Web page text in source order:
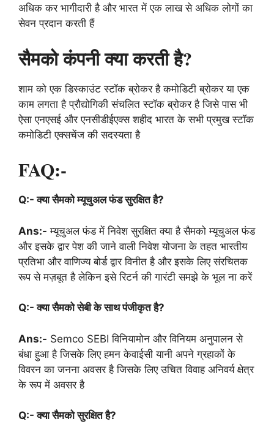
अधिक कर भागीदारी है और भारत में एक लाख से अधिक लोगों का
सेवन प्रदान करती हैं
सैमको कंपनी क्या करती है?
शाम को एक डिस्काउंट स्टॉक ब्रोकर है कमोडिटी ब्रोकर या एक
काम लगता है प्रौद्योगिकी संचलित स्टॉक ब्रोकर है जिसे पास भी
ऐसा एनएसई और एनसीडीईएक्स शहीद भारत के सभी प्रमुख स्टॉक
कमोडिटी एक्सचेंज की सदस्‍यता है
FAQ:-
Q:- क्या सैमको म्यूचुअल फंड सुरक्षित है?
Ans:- म्यूचुअल फंड में निवेश सुरक्षित क्या है सैमको म्यूचुअल फंड
और इसके द्वार पेश की जाने वाली निवेश योजना के तहत भारतीय
प्रतिभा और वाणिज्य बोर्ड द्वार विनीत है और इसके लिए संरचितक
रूप से मज़बूत है लेकिन इसे रिटर्न की गारंटी समझे के भूल ना करें
Q:- क्या सैमको सेबी के साथ पंजीकृत है?
Ans:- Semco SEBI विनियामोन और विनियम अनुपालन से
बंधा हुआ है जिसके लिए हमन केवाईसी यानी अपने ग्रहाकों के
विवरन का जनना अवसर है जिसके लिए उचित विवाह अनिवर्य क्षेत्र
के रूप में अवसर है
Q:- क्या सैमको सुरक्षित है?